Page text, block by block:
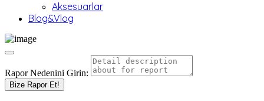
Aksesuarlar
Blog&Vlog
Rapor Nedenini Girin:
Bize Rapor Et!